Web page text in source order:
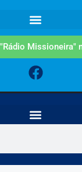
Missioneira"